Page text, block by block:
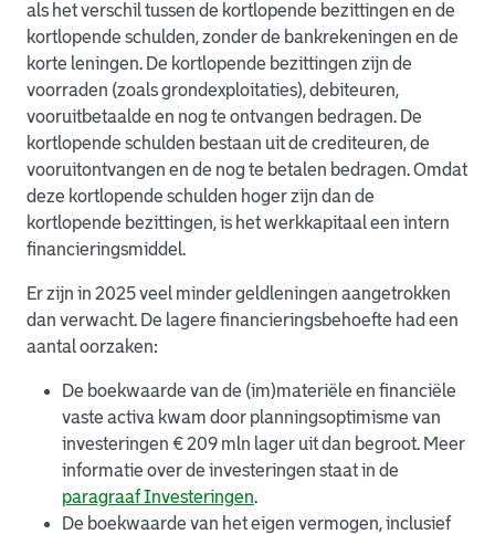
als het verschil tussen de kortlopende bezittingen en de
kortlopende schulden, zonder de bankrekeningen en de
korte leningen. De kortlopende bezittingen zijn de
voorraden (zoals grondexploitaties), debiteuren,
vooruitbetaalde en nog te ontvangen bedragen. De
kortlopende schulden bestaan uit de crediteuren, de
vooruitontvangen en de nog te betalen bedragen. Omdat
deze kortlopende schulden hoger zijn dan de
kortlopende bezittingen, is het werkkapitaal een intern
financieringsmiddel.
Er zijn in 2025 veel minder geldleningen aangetrokken
dan verwacht. De lagere financieringsbehoefte had een
aantal oorzaken:
De boekwaarde van de (im)materiële en financiële
vaste activa kwam door planningsoptimisme van
investeringen € 209 mln lager uit dan begroot. Meer
informatie over de investeringen staat in de
paragraaf Investeringen.
De boekwaarde van het eigen vermogen, inclusief